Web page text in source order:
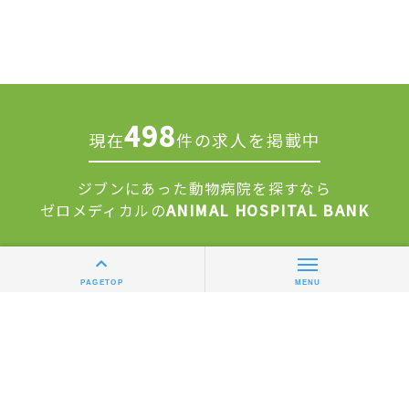
PAGETOP MENU
現在498件の求人を掲載中
ジブンにあった動物病院を探すなら
ゼロメディカルのANIMAL HOSPITAL BANK
求人掲載について
個人情報保護方針